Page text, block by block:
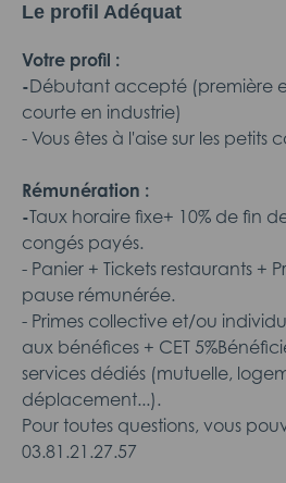
Le profil Adéquat
Votre profil :
-Débutant accepté (première
courte en industrie)
- Vous êtes à l'aise sur les petits
Rémunération :
-Taux horaire fixe+ 10% de fin
congés payés.
- Panier + Tickets restaurants +
pause rémunérée.
- Primes collective et/ou
aux bénéfices + CET
services dédiés (mutuelle,
déplacement...).
Pour toutes questions, vous
03.81.21.27.57